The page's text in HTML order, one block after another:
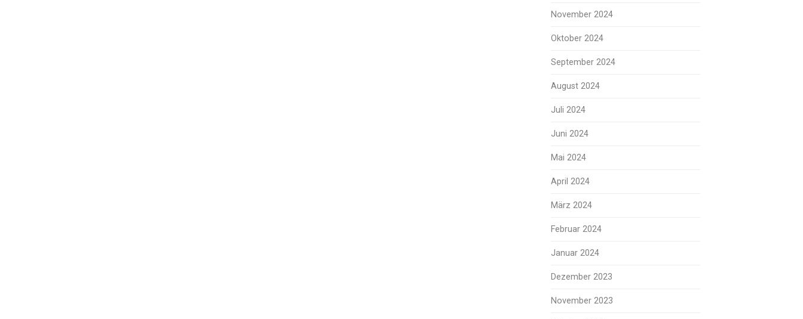
November 2024
Oktober 2024
September 2024
August 2024
Juli 2024
Juni 2024
Mai 2024
April 2024
März 2024
Februar 2024
Januar 2024
Dezember 2023
November 2023